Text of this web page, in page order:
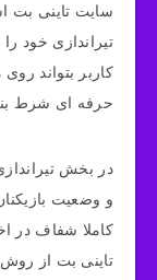
سایت تاینی بت
تیراندازی خود
کاربر بتواند
حرفه ای شرط
در بخش
و وضعیت
کاملا شفاف در
تاینی بت از